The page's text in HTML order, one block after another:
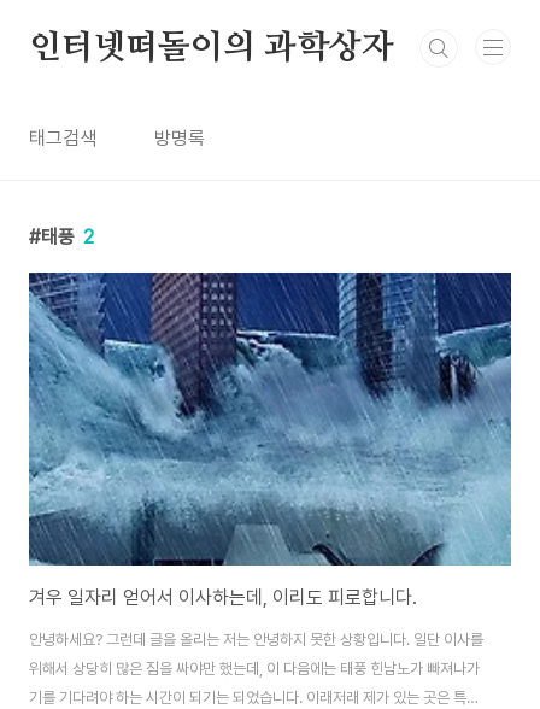
인터넷떠돌이의 과학상자
태그검색 방명록
태풍 2
겨우 일자리 얻어서 이사하는데, 이리도 피로합니다.
안녕하세요? 그런데 글을 올리는 저는 안녕하지 못한 상황입니다. 일단 이사를
위해서 상당히 많은 짐을 싸야만 했는데, 이 다음에는 태풍 힌남노가 빠져나가
기를 기다려야 하는 시간이 되기는 되었습니다. 이래저래 제가 있는 곳은 특별